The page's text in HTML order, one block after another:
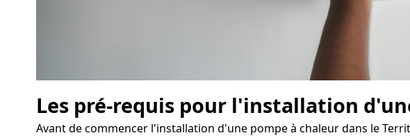
Les pré-requis pour l'installation
Avant de commencer l'installation d'une pompe à chaleur dans le